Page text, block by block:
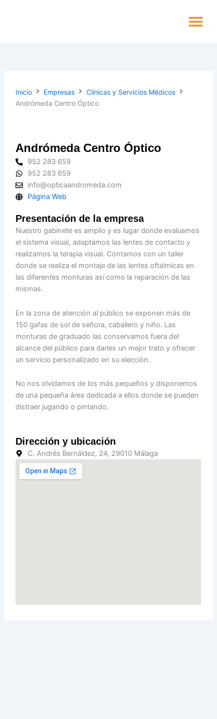
Inicio Empresas
Clínicas y Servicios Médicos
Andrómeda Centro Óptico
Andrómeda Centro Óptico
952 283 659
952 283 659
info@opticaandromeda.com
Página Web
Presentación de la empresa
Nuestro gabinete es amplio y es lugar donde evaluamos
el sistema visual, adaptamos las lentes de contacto y
realizamos la terapia visual. Contamos con un taller
donde se realiza el montaje de las lentes oftálmicas en
las diferentes monturas así como la reparación de las
mismas.
En la zona de atención al público se exponen más de
150 gafas de sol de señora, caballero y niño. Las
monturas de graduado las conservamos fuera del
alcance del público para darles un mejor trato y ofrecer
un servicio personalizado en su elección.
No nos olvidamos de los más pequeños y disponemos
de una pequeña área dedicada a ellos donde se pueden
distraer jugando o pintando.
Dirección y ubicación
C. Andrés Bernáldez, 24, 29010 Málaga